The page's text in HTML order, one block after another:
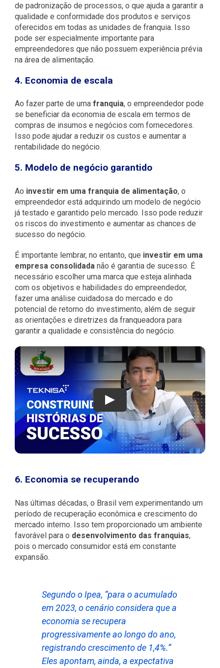
de padronização de processos, o que ajuda a garantir a
qualidade e conformidade dos produtos e serviços
oferecidos em todas as unidades de franquia. Isso
pode ser especialmente importante para
empreendedores que não possuem experiência prévia
na área de alimentação.
4. Economia de escala
Ao fazer parte de uma franquia, o empreendedor pode
se beneficiar da economia de escala em termos de
compras de insumos e negócios com fornecedores.
Isso pode ajudar a reduzir os custos e aumentar a
rentabilidade do negócio.
5. Modelo de negócio garantido
Ao investir em uma franquia de alimentação, o
empreendedor está adquirindo um modelo de negócio
já testado e garantido pelo mercado. Isso pode reduzir
os riscos do investimento e aumentar as chances de
sucesso do negócio.
É importante lembrar, no entanto, que investir em uma
empresa consolidada não é garantia de sucesso. É
necessário escolher uma marca que esteja alinhada
com os objetivos e habilidades do empreendedor,
fazer uma análise cuidadosa do mercado e do
potencial de retorno do investimento, além de seguir
as orientações e diretrizes da franqueadora para
garantir a qualidade e consistência do negócio.
Play
6. Economia se recuperando
Nas últimas décadas, o Brasil vem experimentando um
período de recuperação econômica e crescimento do
mercado interno. Isso tem proporcionado um ambiente
favorável para o desenvolvimento das franquias,
pois o mercado consumidor está em constante
expansão.
Segundo oIpea, “para o acumulado
em 2023, o cenário considera que a
economia se recupera
progressivamente ao longo do ano,
registrando crescimento de 1,4%.”
Eles apontam, ainda, a expectativa